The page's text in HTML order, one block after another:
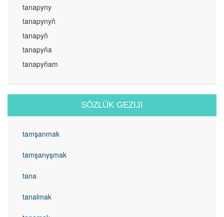
tanapyny
tanapynyň
tanapyň
tanapyňa
tanapyňam
SÖZLÜK GEZIJI
tamşanmak
tamşanyşmak
tana
tanalmak